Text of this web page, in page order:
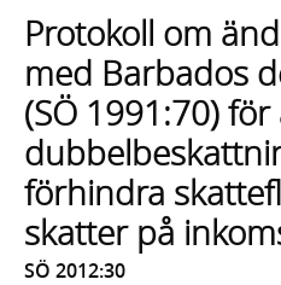
med
sökförslag
Protokoll om
med Barbados
(SÖ 1991:70)
förhindra
skatter på
SÖ 2012:30